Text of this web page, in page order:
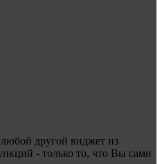
другой виджет из
- только то, что Вы сами